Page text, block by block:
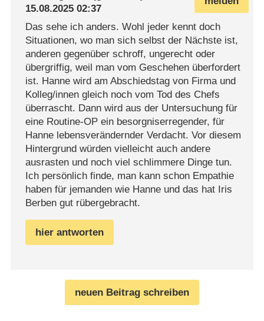
15.08.2025 02:37
Das sehe ich anders. Wohl jeder kennt doch
Situationen, wo man sich selbst der Nächste ist,
anderen gegenüber schroff, ungerecht oder
übergriffig, weil man vom Geschehen überfordert
ist. Hanne wird am Abschiedstag von Firma und
Kolleg/innen gleich noch vom Tod des Chefs
überrascht. Dann wird aus der Untersuchung für
eine Routine-OP ein besorgniserregender, für
Hanne lebensverändernder Verdacht. Vor diesem
Hintergrund würden vielleicht auch andere
ausrasten und noch viel schlimmere Dinge tun.
Ich persönlich finde, man kann schon Empathie
haben für jemanden wie Hanne und das hat Iris
Berben gut rübergebracht.
hier antworten
neuen Beitrag schreiben